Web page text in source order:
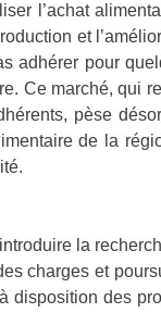
l’achat
et
adhérer pour
Ce marché, qui
pèse
de la
la
charges et
disposition des